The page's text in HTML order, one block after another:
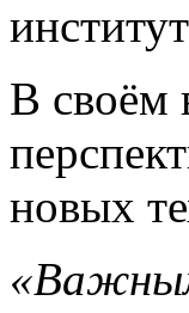
В своём
новых